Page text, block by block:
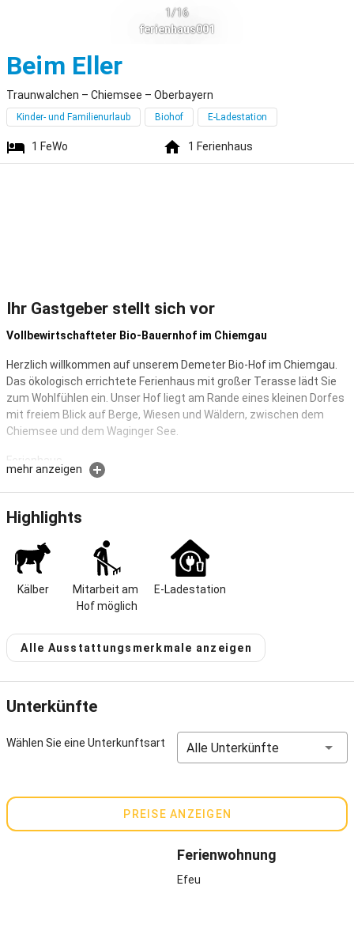
1/16
ferienhaus001
Beim EllerTraunwalchen
Traunwalchen – Chiemsee – Oberbayern
Kinder- und Familienurlaub Biohof E-Ladestation
1 FeWo 1 Ferienhaus
Ihr Gastgeber stellt sich vor
Vollbewirtschafteter Bio-Bauernhof im Chiemgau
Herzlich willkommen auf unserem Demeter Bio-Hof im Chiemgau.
Das ökologisch errichtete Ferienhaus mit großer Terasse lädt Sie
zum Wohlfühlen ein. Unser Hof liegt am Rande eines kleinen Dorfes
mit freiem Blick auf Berge, Wiesen und Wäldern, zwischen dem
Chiemsee und dem Waginger See.
Ferienhaus
beim Eller
Haus Efeu ****
Haus Eiche *****
Kinderfreundlicher Bio-Bauernhof in ruhiger Lage- keine
Durchgangsstraße-, mit Rinder, Kälber, Katzen und Hühner.
Komfortables Ferienhaus
mit jeweils 3 Schlafräumen, großzügiger Wohnbereich mit
vollausgestatteter Küche und eigener Waschmaschine.
Kinderfuhrpark, große Spielwiese für Federball, Volleyball,
Ausreichend Sitzgarnituren und einen wunderschönen
Bauerngarten mit vielen verschiedenen Kräutern,- Blumen und
Bauernhof.
Wir vermieten ganzjährig, Übernachtungsmöglichkeit bis 12
Gastgeber spricht: Deutsch, Englisch
mehr anzeigen
Highlights
Kälber
Mitarbeit am
Hof möglich
E-Ladestation
Alle Ausstattungsmerkmale anzeigen
Unterkünfte
Wählen Sie eine Unterkunftsart Alle Unterkünfte
PREISE ANZEIGEN
Ferienwohnung
Efeu